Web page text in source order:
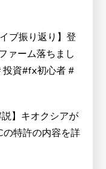
ブ振り返り】登
ァーム落ちまし
資#fx初心者 #
説】キオクシアが
特許の内容を詳